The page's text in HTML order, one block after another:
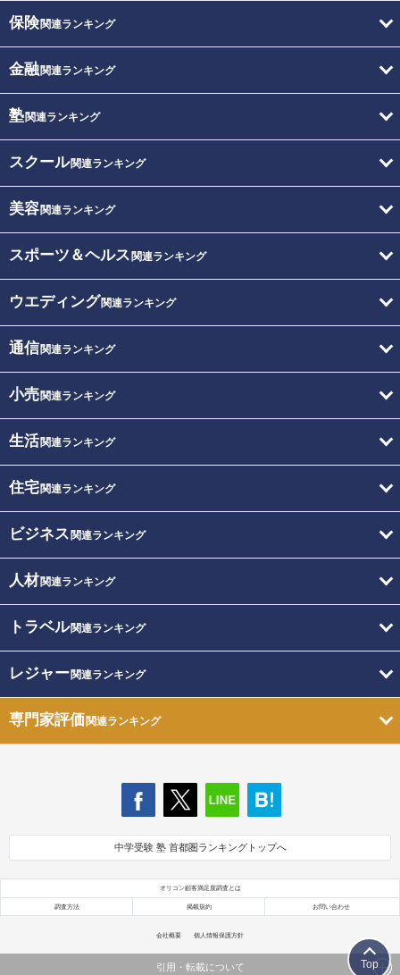
保険関連ランキング
金融関連ランキング
塾関連ランキング
スクール関連ランキング
美容関連ランキング
スポーツ＆ヘルス 関連ランキング
ウエディング関連ランキング
通信関連ランキング
小売関連ランキング
生活関連ランキング
住宅関連ランキング
ビジネス 関連ランキング
人材関連ランキング
トラベル関連ランキング
レジャー関連ランキング
専門家評価関連ランキング
中学受験 塾 首都圏ランキングトップへ
オリコン顧客満足度調査とは
調査方法 掲載規約 お問い合わせ
会社概要 個人情報保護方針
引用・転載について Top